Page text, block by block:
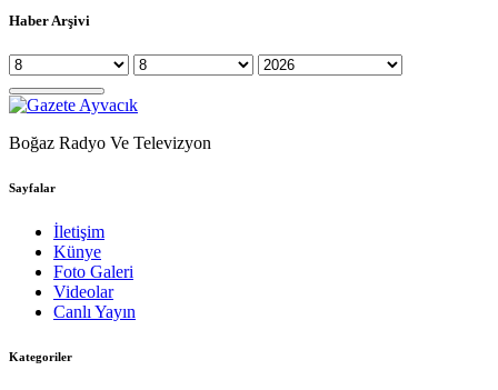
Haber Arşivi
Boğaz Radyo Ve Televizyon
Sayfalar
İletişim
Künye
Foto Galeri
Videolar
Canlı Yayın
Kategoriler